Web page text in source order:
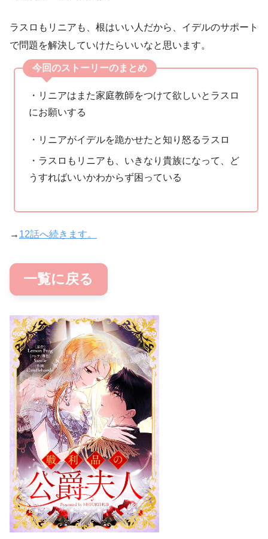
ラスロもリニアも、根はいい人だから、イデルのサポート
で問題を解決していけたらいいなと思います。
今回のストーリーのまとめ
・リニアはまた家庭教師をつけて欲しいとラスロ
にお願いする
・リニアがイデルを跪かせたと知り怒るラスロ
・ラスロもリニアも、いきなり貴族になって、ど
うすればいいかわからず困っている
→ 12話へ続きます。
一覧に戻る